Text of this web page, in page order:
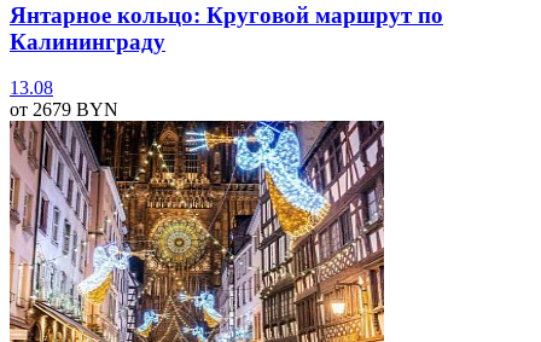
Янтарное кольцо: Круговой маршрут по
Калининграду
13.08
от 2679 BYN